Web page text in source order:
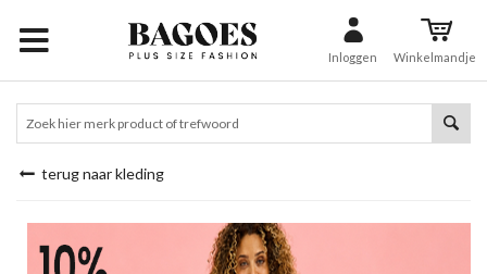
Inloggen Winkelmandje
terug naar kleding